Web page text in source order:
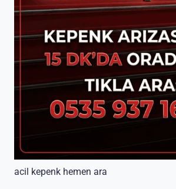
acil kepenk hemen ara